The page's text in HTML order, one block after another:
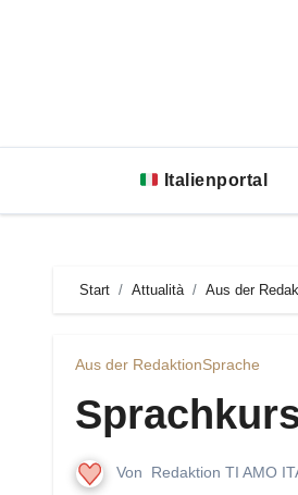
Italienportal
Start Attualità Aus der
Aus der RedaktionSprache
Von Redaktion TI AMO